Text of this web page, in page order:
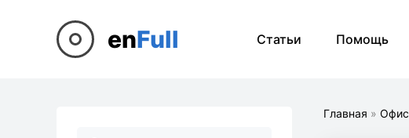
enFull Статьи Помощь
Главная » Офис